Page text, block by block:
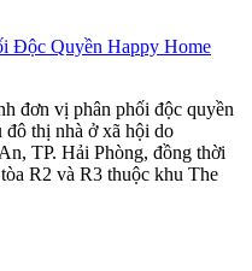
Độc Quyền Happy Home
đơn vị phân phối độc quyền
thị nhà ở xã hội do
TP. Hải Phòng, đồng thời
R2 và R3 thuộc khu The